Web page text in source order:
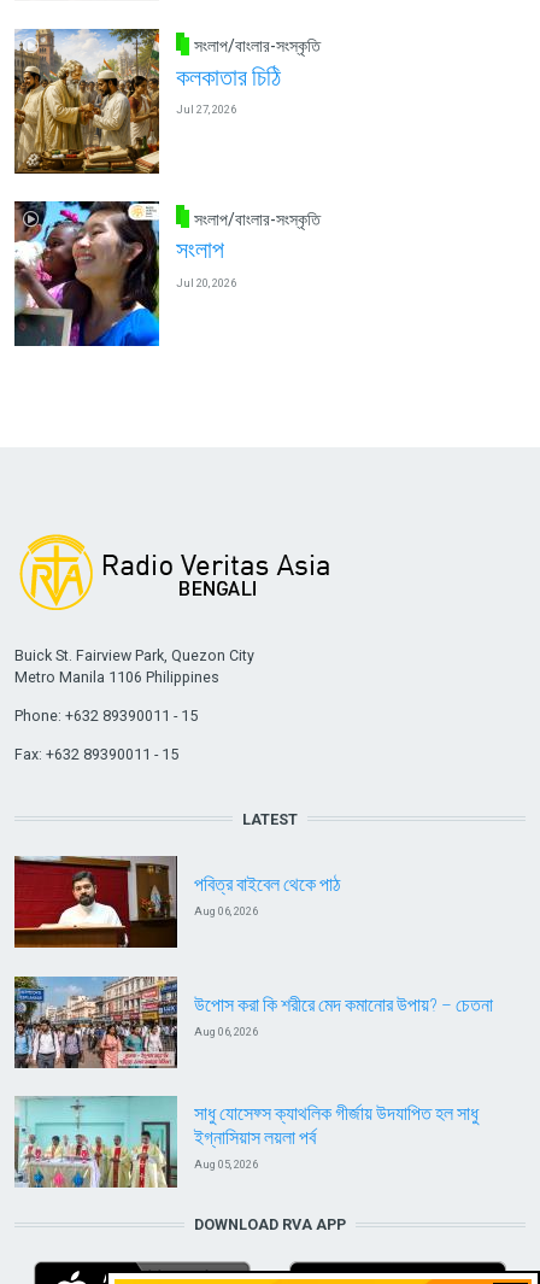
সংলাপ/বাংলার-সংস্কৃতি
কলকাতার চিঠি
Jul 27, 2026
সংলাপ/বাংলার-সংস্কৃতি
সংলাপ
Jul 20, 2026
Buick St. Fairview Park, Quezon City
Metro Manila 1106 Philippines
Phone: +632 89390011 - 15
Fax: +632 89390011 - 15
LATEST
পবিত্র বাইবেল থেকে পাঠ
Aug 06, 2026
উপোস করা কি শরীরে মেদ কমানোর উপায়? – চেতনা
Aug 06, 2026
সাধু যোসেফ্স ক্যাথলিক গীর্জায় উদযাপিত হল সাধু
ইগ্নাসিয়াস লয়লা পর্ব
Aug 05, 2026
DOWNLOAD RVA APP